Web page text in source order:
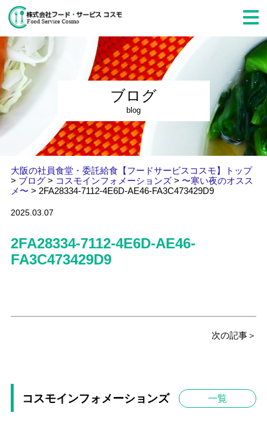
ブログ
blog
大阪の社員食堂・委託給食【フードサービスコスモ】トップ
> ブログ> コスモインフォメーションズ> 〜寒い夜のオスス
メ〜 > 2FA28334-7112-4E6D-AE46-FA3C473429D9
2025.03.07
2FA28334-7112-4E6D-AE46-
FA3C473429D9
次の記事＞
コスモインフォメーションズ 一覧